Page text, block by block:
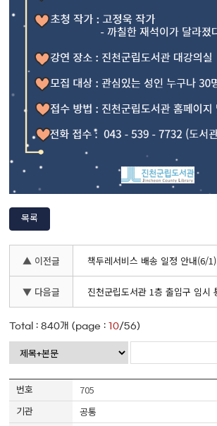
목록
▲ 이전글 책두레서비스 배송 일정 안내(6/1)
▼ 다음글
Total :840개 (page : 10/56)
705
공통